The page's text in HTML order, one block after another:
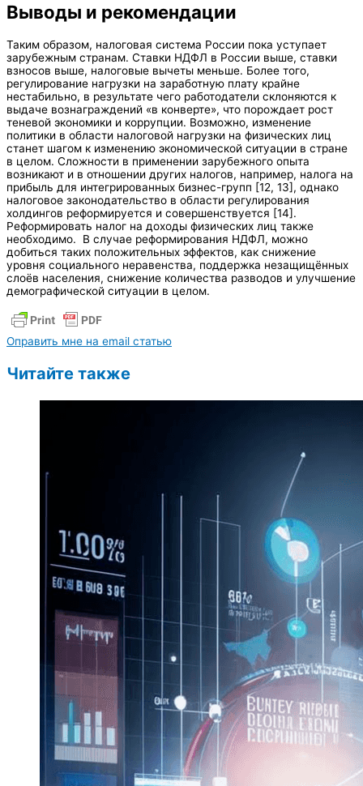
Выводы и рекомендации
Таким образом, налоговая система России пока уступает
зарубежным странам. Ставки НДФЛ в России выше, ставки
взносов выше, налоговые вычеты меньше. Более того,
регулирование нагрузки на заработную плату крайне
нестабильно, в результате чего работодатели склоняются к
выдаче вознаграждений «в конверте», что порождает рост
теневой экономики и коррупции. Возможно, изменение
политики в области налоговой нагрузки на физических лиц
станет шагом к изменению экономической ситуации в стране
в целом. Сложности в применении зарубежного опыта
возникают и в отношении других налогов, например, налога на
прибыль для интегрированных бизнес-групп [12, 13], однако
налоговое законодательство в области регулирования
холдингов реформируется и совершенствуется [14].
Реформировать налог на доходы физических лиц также
необходимо. В случае реформирования НДФЛ, можно
добиться таких положительных эффектов, как снижение
уровня социального неравенства, поддержка незащищённых
слоёв населения, снижение количества разводов и улучшение
демографической ситуации в целом.
Оправить мне на email статью
Читайте также